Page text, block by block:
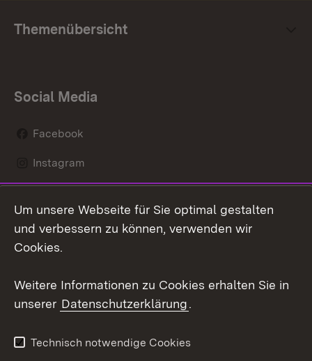
Themenübersicht
Social Media
Facebook
Instagram
Mastodon
Youtube
Kontakt
Datenschutz
Barrierefreiheit
Um unsere Webseite für Sie optimal gestalten
und verbessern zu können, verwenden wir
Cookies.
Weitere Informationen zu Cookies erhalten Sie in
unserer Datenschutzerklärung.
Technisch notwendige Cookies